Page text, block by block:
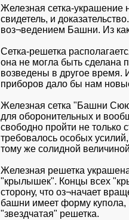
Железная сетка-украшение
свидетель, и
воз¬ведением Башни. Из
Сетка-решетка
она не могла быть сделана
возведены в другое время.
приборов дало бы нам
Железная сетка "Башни
для оборонительных и
свободно пройти не только
требовалось особых
тому же солидной
Железная решетка
"крылышек". Концы всех
сторону, что оз¬начает
башни имеет форму купола,
"звездчатая" решетка.